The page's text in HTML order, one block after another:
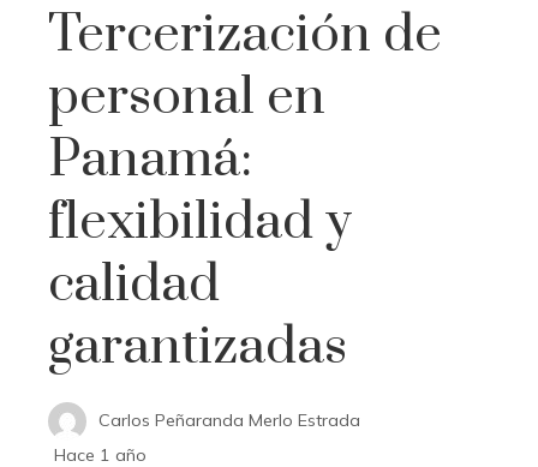
Tercerización de
personal en
Panamá:
flexibilidad y
calidad
garantizadas
Carlos Peñaranda Merlo Estrada
Hace 1 año